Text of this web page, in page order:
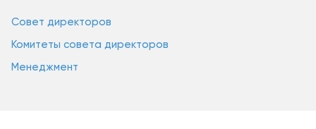
Совет директоров
Комитеты совета директоров
Менеджмент